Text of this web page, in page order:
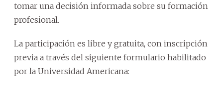
tomar una decisión informada sobre su formación
profesional.
La participación es libre y gratuita, con inscripción
previa a través del siguiente formulario habilitado
por la Universidad Americana: